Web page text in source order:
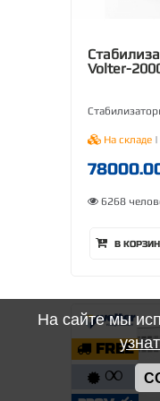
Volter-
На складе |
6268
В
FREE
∞
На сайте мы